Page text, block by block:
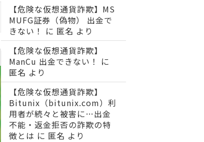
【危険な仮想通貨詐欺】MS
MUFG証券（偽物） 出金で
きない！
に 匿名 より
【危険な仮想通貨詐欺】
ManCu 出金できない！
に
匿名 より
【危険な仮想通貨詐欺】
Bitunix（bitunix.com）利
用者が続々と被害に…出金
不能・返金拒否の詐欺の特
徴とは に 匿名 より